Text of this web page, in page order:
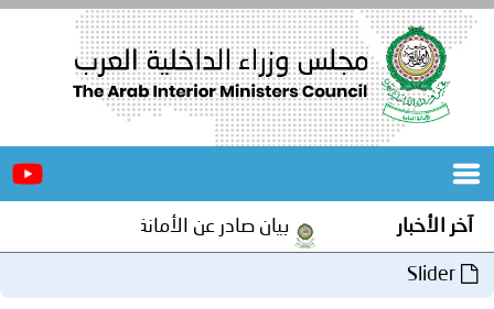
الرئيسية
آخر الأخبار بيان صادر عن الأمانة العامة لمجلس وزراء
Slider